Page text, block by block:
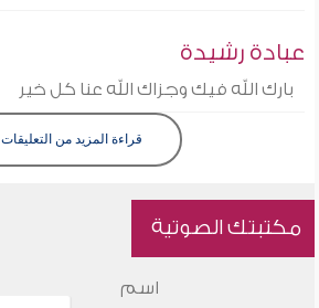
عبادة رشيدة
بارك الله فيك وجزاك الله عنا كل خير
قراءة المزيد من التعليقات
مكتبتك الصوتية
اسم